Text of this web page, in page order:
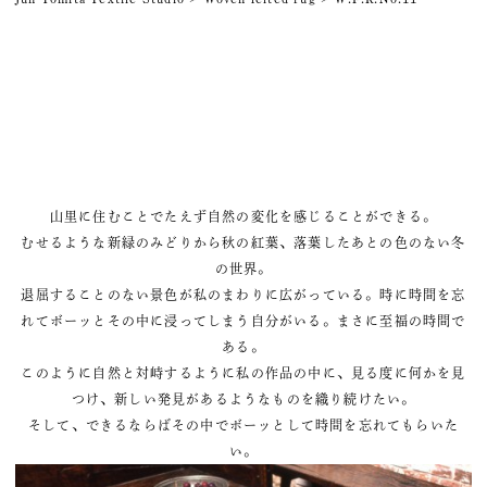
山里に住むことでたえず自然の変化を感じることができる。
むせるような新緑のみどりから秋の紅葉、落葉したあとの色のない冬
の世界。
退屈することのない景色が私のまわりに広がっている。時に時間を忘
れてボーッとその中に浸ってしまう自分がいる。まさに至福の時間で
ある。
このように自然と対峙するように私の作品の中に、見る度に何かを見
つけ、新しい発見があるようなものを織り続けたい。
そして、できるならばその中でボーッとして時間を忘れてもらいた
い。